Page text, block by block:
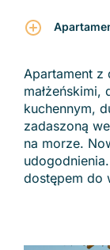
Apartament z
małżeńskimi,
kuchennym,
zadaszoną
na morze.
dostępem do